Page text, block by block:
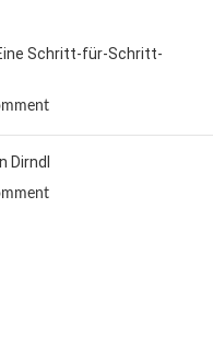
Schritt-für-Schritt-
Dirndl